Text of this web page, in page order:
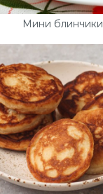
Мини блинчики